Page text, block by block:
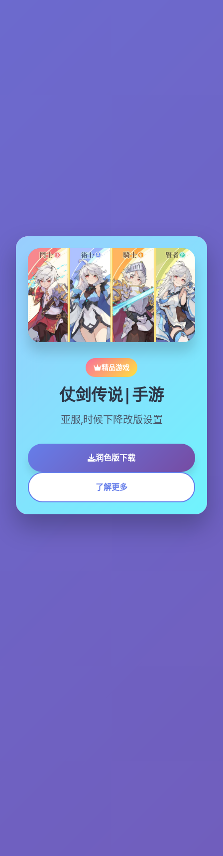
精品游戏
仗剑传说|手游
亚服,时候下降改版设置
润色版下载
了解更多